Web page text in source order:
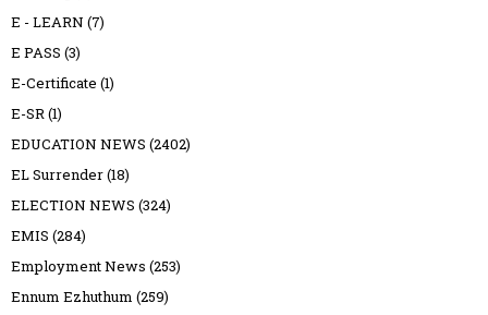
E - LEARN (7)
E PASS (3)
E-Certificate (1)
E-SR(1)
EDUCATION NEWS (2402)
EL Surrender(18)
ELECTION NEWS (324)
EMIS (284)
Employment News (253)
Ennum Ezhuthum (259)